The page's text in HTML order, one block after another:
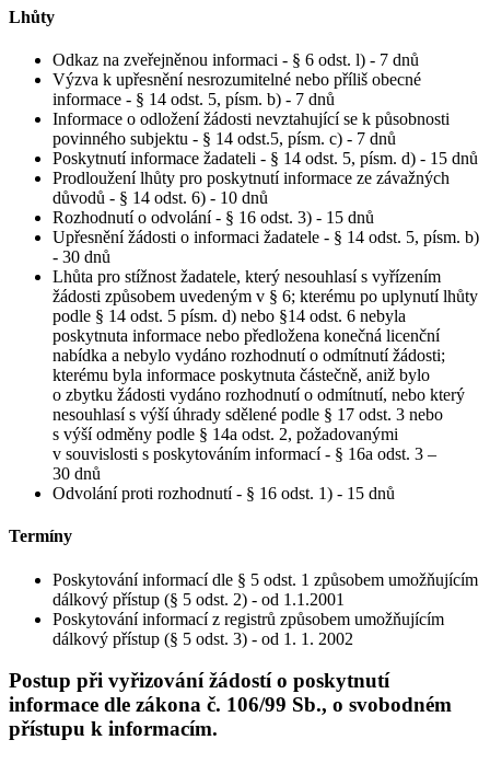
Lhůty
Odkaz na zveřejněnou informaci - § 6 odst. l) - 7 dnů
Výzva k upřesnění nesrozumitelné nebo příliš obecné
informace - § 14 odst. 5, písm. b) - 7 dnů
Informace o odložení žádosti nevztahující se k působnosti
povinného subjektu - § 14 odst.5, písm. c) - 7 dnů
Poskytnutí informace žadateli - § 14 odst. 5, písm. d) - 15 dnů
Prodloužení lhůty pro poskytnutí informace ze závažných
důvodů - § 14 odst. 6) - 10 dnů
Rozhodnutí o odvolání - § 16 odst. 3) - 15 dnů
Upřesnění žádosti o informaci žadatele - § 14 odst. 5, písm. b)
- 30 dnů
Lhůta pro stížnost žadatele, který nesouhlasí s vyřízením
žádosti způsobem uvedeným v § 6; kterému po uplynutí lhůty
podle § 14 odst. 5 písm. d) nebo §14 odst. 6 nebyla
poskytnuta informace nebo předložena konečná licenční
nabídka a nebylo vydáno rozhodnutí o odmítnutí žádosti;
kterému byla informace poskytnuta částečně, aniž bylo
o zbytku žádosti vydáno rozhodnutí o odmítnutí, nebo který
nesouhlasí s výší úhrady sdělené podle § 17 odst. 3 nebo
s výší odměny podle § 14a odst. 2, požadovanými
v souvislosti s poskytováním informací - § 16a odst. 3 –
30 dnů
Odvolání proti rozhodnutí - § 16 odst. 1) - 15 dnů
Termíny
Poskytování informací dle § 5 odst. 1 způsobem umožňujícím
dálkový přístup (§ 5 odst. 2) - od 1.1.2001
Poskytování informací z registrů způsobem umožňujícím
dálkový přístup (§ 5 odst. 3) - od 1. 1. 2002
Postup při vyřizování žádostí o poskytnutí
informace dle zákona č. 106/99 Sb., o svobodném
přístupu k informacím.